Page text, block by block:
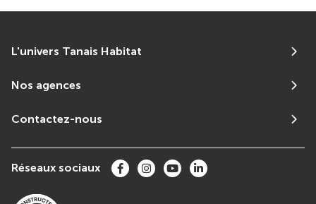
L'univers Tanais Habitat
Nos agences
Contactez-nous
Réseaux sociaux